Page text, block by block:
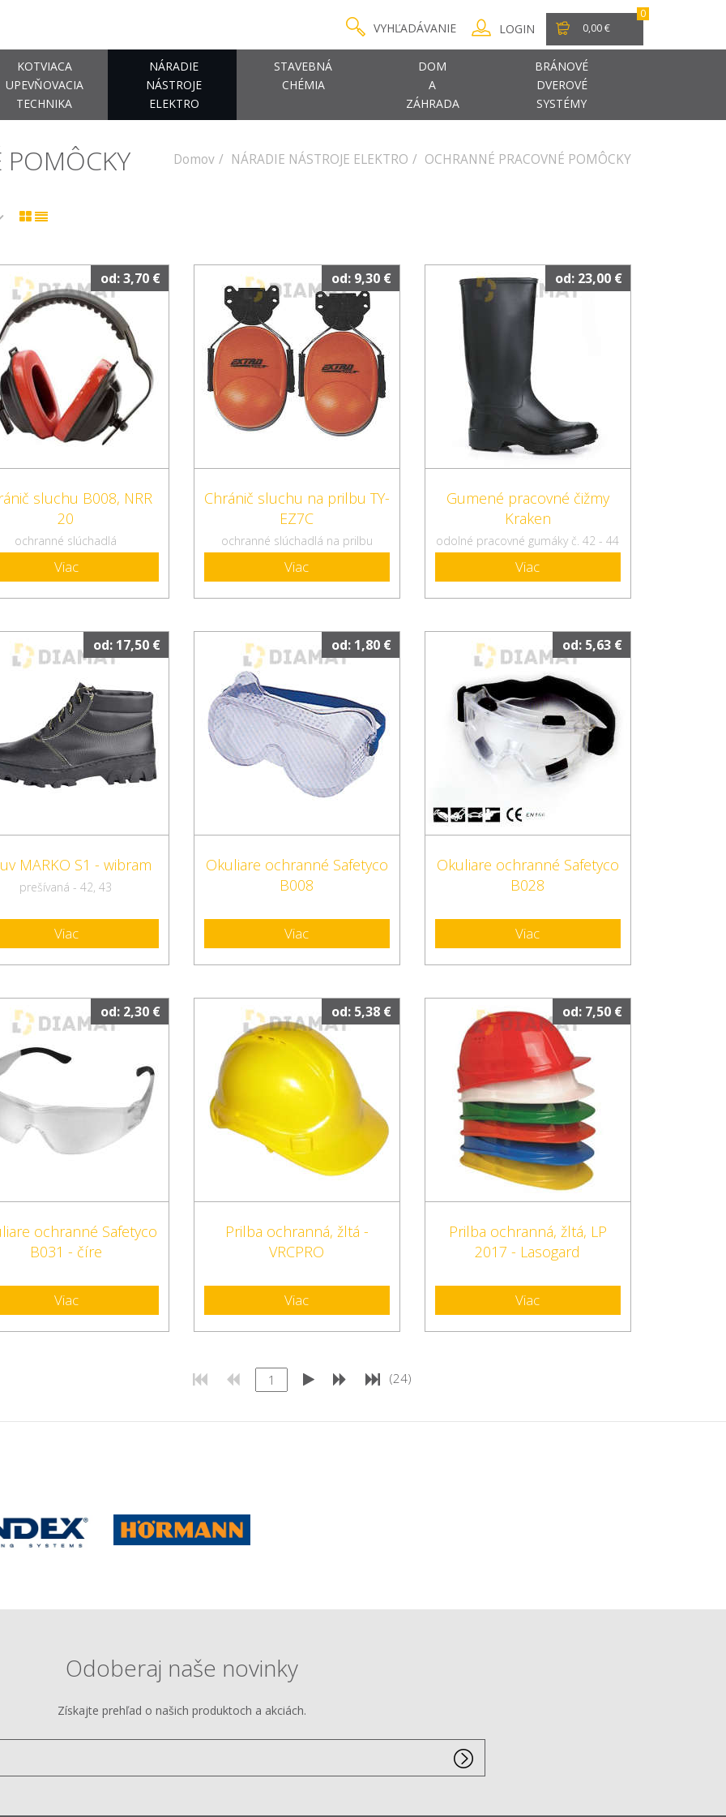
KOTVIACA
UPEVŇOVACIA
TECHNIKA
NÁRADIE
NÁSTROJE
ELEKTRO
STAVEBNÁ
CHÉMIA
DOM
A
ZÁHRADA
BRÁNOVÉ
DVEROVÉ
SYSTÉMY
VYHĽADÁVANIE LOGIN
0
0,00 €
POMÔCKY Domov NÁRADIE NÁSTROJE ELEKTRO OCHRANNÉ PRACOVNÉ POMÔCKY
od: 3,70 €
sluchu B008, NRR
20
ochranné slúchadlá
Viac
od: 9,30 €
Chránič sluchu na prilbu TY-
EZ7C
ochranné slúchadlá na prilbu
Viac
od: 23,00 €
Gumené pracovné čižmy
Kraken
odolné pracovné gumáky č. 42 - 44
Viac
od: 17,50 €
MARKO S1 - wibram
prešívaná - 42, 43
Viac
od: 1,80 €
Okuliare ochranné Safetyco
B008
Viac
od: 5,63 €
Okuliare ochranné Safetyco
B028
Viac
od: 2,30 €
ochranné Safetyco
B031 - číre
Viac
od: 5,38 €
Prilba ochranná, žltá -
VRCPRO
Viac
od: 7,50 €
Prilba ochranná, žltá, LP
2017 - Lasogard
Viac
(24)
Odoberaj naše novinky
Získajte prehľad o našich produktoch a akciách.